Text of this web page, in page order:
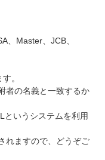
、Master、JCB、
。
者の名義と一致するか
いうシステムを利用
れますので、どうぞご